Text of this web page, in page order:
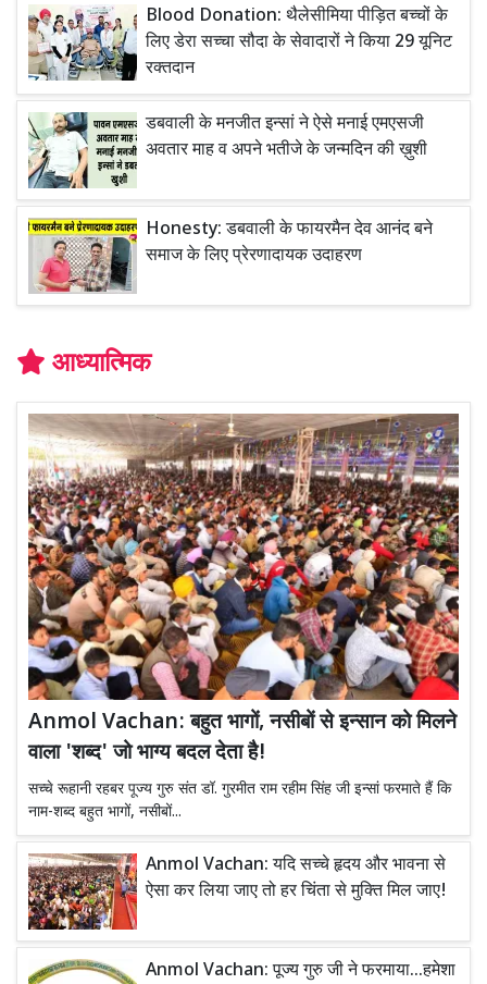
Blood Donation: थैलेसीमिया पीड़ित बच्चों के
लिए डेरा सच्चा सौदा के सेवादारों ने किया 29 यूनिट
रक्तदान
डबवाली के मनजीत इन्सां ने ऐसे मनाई एमएसजी
अवतार माह व अपने भतीजे के जन्मदिन की ख़ुशी
Honesty: डबवाली के फायरमैन देव आनंद बने
समाज के लिए प्रेरणादायक उदाहरण
आध्यात्मिक
Anmol Vachan: बहुत भागों, नसीबों से इन्सान को मिलने
वाला 'शब्द' जो भाग्य बदल देता है!
सच्चे रूहानी रहबर पूज्य गुरु संत डॉ. गुरमीत राम रहीम सिंह जी इन्सां फरमाते हैं कि
नाम-शब्द बहुत भागों, नसीबों...
Anmol Vachan: यदि सच्चे हृदय और भावना से
ऐसा कर लिया जाए तो हर चिंता से मुक्ति मिल जाए!
Anmol Vachan: पूज्य गुरु जी ने फरमाया...हमेशा